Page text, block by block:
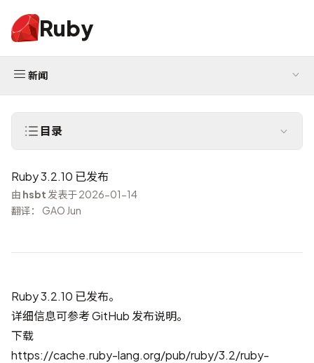
Ruby
新闻
目录
Ruby 3.2.10 已发布
由 hsbt 发表于 2026-01-14
翻译： GAO Jun
Ruby 3.2.10 已发布。
详细信息可参考GitHub 发布说明。
下载
https://cache.ruby-lang.org/pub/ruby/3.2/ruby-